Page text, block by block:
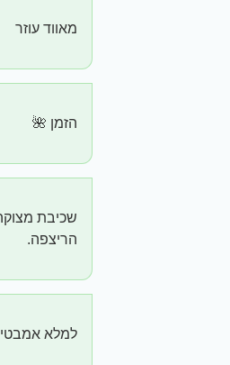
מאווד עוזר
הזמן 🌺
הריצפה.
למלא